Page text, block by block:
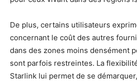
De plus, certains utilisateurs
concernant le coût des autres
dans des zones moins densément
sont parfois restreintes. La
Starlink lui permet de se